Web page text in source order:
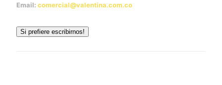
Email: comercial@valentina.com.co